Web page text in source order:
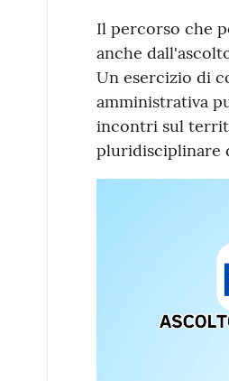
Contenuto
Il percorso che
anche
Un esercizio di
amministrativa
incontri sul
pluridisciplinare